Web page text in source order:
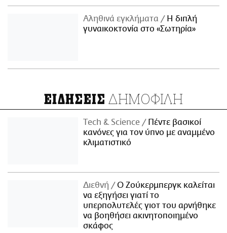
Αληθινά εγκλήματα
Η διπλή
γυναικοκτονία στο «Σωτηρία»
ΕΙΔΗΣΕΙΣ ΔΗΜΟΦΙΛΗ
Τech & Science
Πέντε βασικοί
κανόνες για τον ύπνο με αναμμένο
κλιματιστικό
Διεθνή
Ο Ζούκερμπεργκ καλείται
να εξηγήσει γιατί το
υπερπολυτελές γιοτ του αρνήθηκε
να βοηθήσει ακινητοποιημένο
σκάφος